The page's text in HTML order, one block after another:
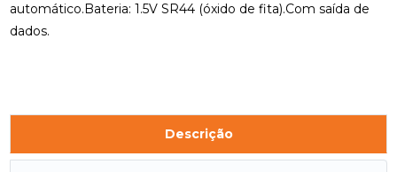
automático.Bateria: 1.5V SR44 (óxido de fita).Com saída de
dados.
Descrição